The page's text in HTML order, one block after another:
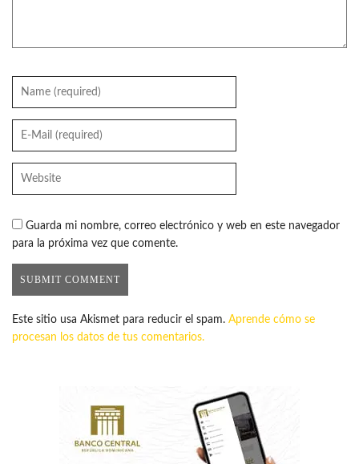
Guarda mi nombre, correo electrónico y web en este navegador
para la próxima vez que comente.
Este sitio usa Akismet para reducir el spam. Aprende cómo se
procesan los datos de tus comentarios.